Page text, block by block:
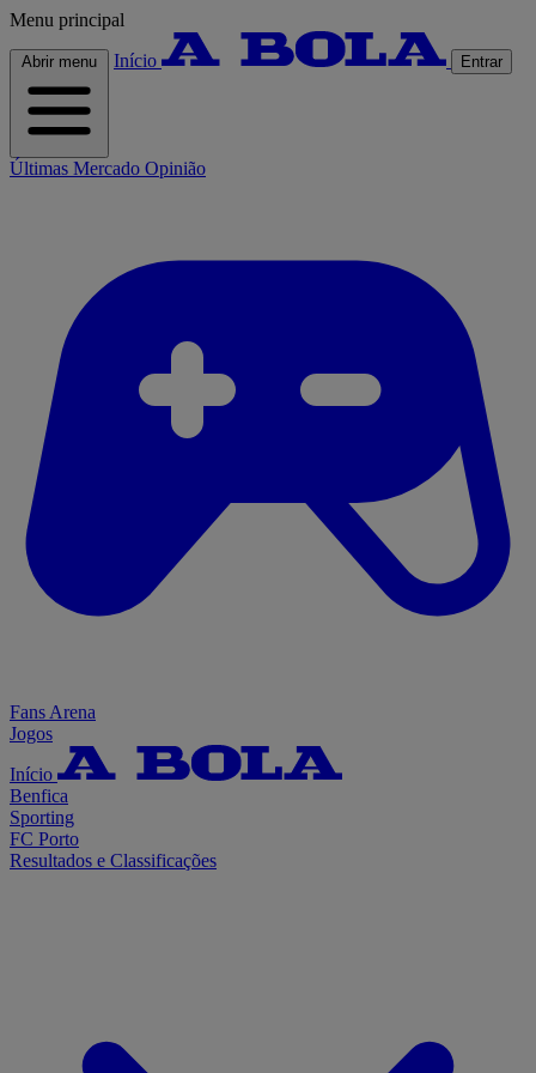
Menu principal
Abrir menu Início Entrar
Últimas Mercado Opinião
Fans Arena
Jogos
Início
Benfica
Sporting
FC Porto
Resultados e Classificações